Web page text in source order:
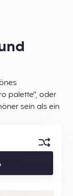
palette", oder
sein als ein